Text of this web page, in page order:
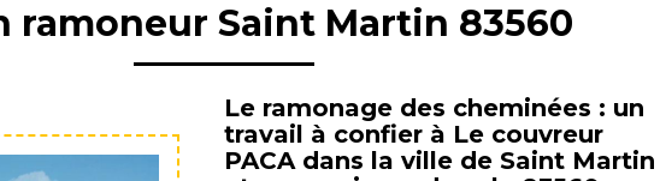
ramoneur Saint Martin 83560
Le ramonage des cheminées : un
travail à confier à Le couvreur
PACA dans la ville de Saint Martin